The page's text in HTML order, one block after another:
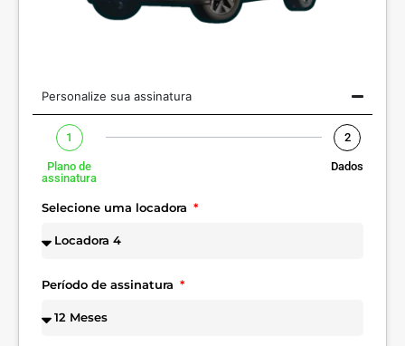
Personalize sua assinatura
1
Plano de
assinatura
2
Dados
Selecione uma locadora
Período de assinatura